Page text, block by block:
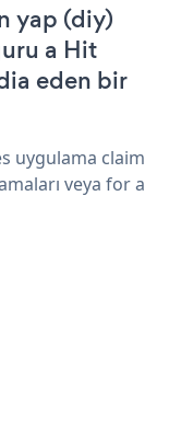
yap (diy)
a Hit
eden bir
uygulama claim
veya for a